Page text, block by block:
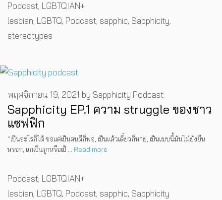
Categories
Podcast, LGBTQIAN+
Tags
lesbian, LGBTQ, Podcast, sapphic, Sapphicity,
stereotypes
Sapphicity EP.1 ความ struggle ของชาว
แซฟฟิก
พฤศจิกายน 19, 2021 by Sapphicity Podcast
“เป็นอะไรก็ได้ ขอแค่เป็นคนดีก็พอ, เป็นแล้วเดี๋ยวก็หาย, เป็นแบบนี้มันไม่ยั่งยืน
หรอก, แกเป็นรุกหรือเป็ … Read more
Categories
Podcast, LGBTQIAN+
Tags
lesbian, LGBTQ, Podcast, sapphic, Sapphicity